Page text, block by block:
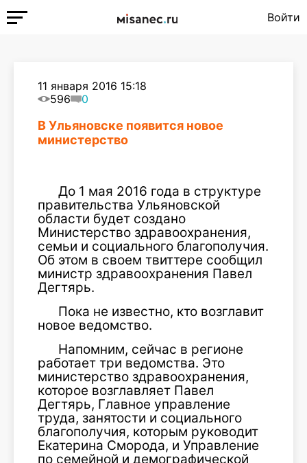
Войти
11 января 2016 15:18
596
0
В Ульяновске появится новое
министерство
До 1 мая 2016 года в структуре
правительства Ульяновской
области будет создано
Министерство здравоохранения,
семьи и социального благополучия.
Об этом в своем твиттере сообщил
министр здравоохранения Павел
Дегтярь.
Пока не известно, кто возглавит
новое ведомство.
Напомним, сейчас в регионе
работает три ведомства. Это
министерство здравоохранения,
которое возглавляет Павел
Дегтярь, Главное управление
труда, занятости и социального
благополучия, которым руководит
Екатерина Сморода, и Управление
по семейной и демографической